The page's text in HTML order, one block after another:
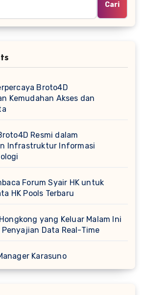
Cari
Broto4D
Kemudahan Akses dan
Resmi dalam
Infrastruktur Informasi
Forum Syair HK untuk
HK Pools Terbaru
yang Keluar Malam Ini
Data Real-Time
Karasuno